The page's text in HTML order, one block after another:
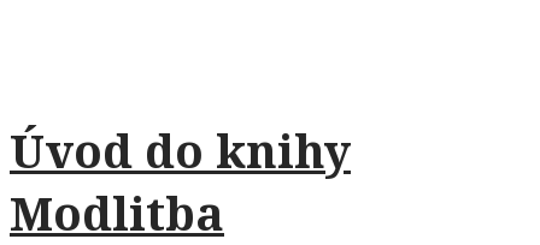
Úvod do knihy
Modlitba